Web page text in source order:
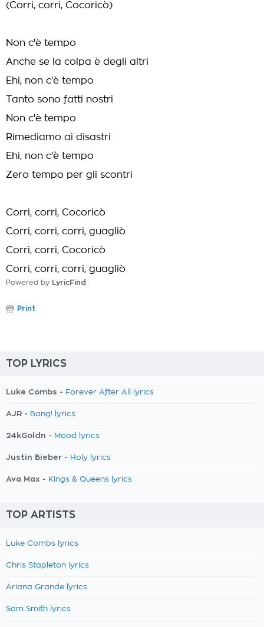
(Corri, corri, Cocoricò)
Non c'è tempo
Anche se la colpa è degli altri
Ehi, non c'è tempo
Tanto sono fatti nostri
Non c'è tempo
Rimediamo ai disastri
Ehi, non c'è tempo
Zero tempo per gli scontri
Corri, corri, Cocoricò
Corri, corri, corri, guagliò
Corri, corri, Cocoricò
Corri, corri, corri, guagliò
Powered by LyricFind
Print
TOP LYRICS
Luke Combs - Forever After All lyrics
AJR - Bang! lyrics
24kGoldn - Mood lyrics
Justin Bieber - Holy lyrics
Ava Max - Kings & Queens lyrics
TOP ARTISTS
Luke Combs lyrics
Chris Stapleton lyrics
Ariana Grande lyrics
Sam Smith lyrics